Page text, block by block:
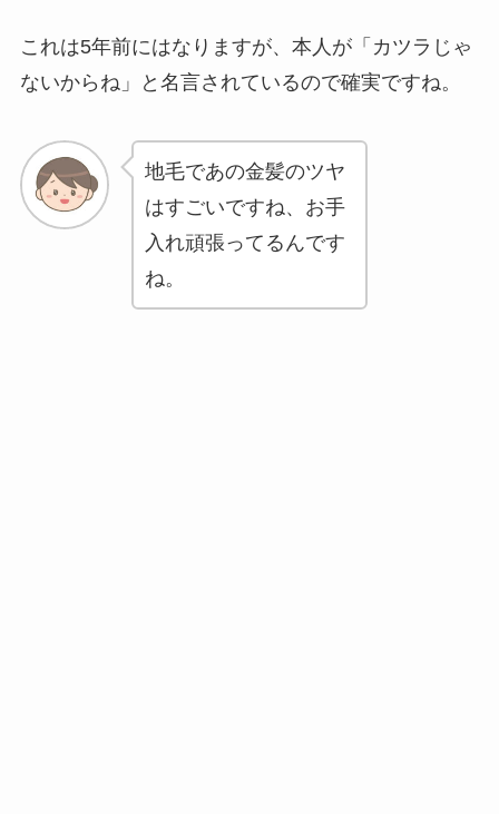
これは5年前にはなりますが、本人が「カツラじゃ
ないからね」と名言されているので確実ですね。
地毛であの金髪のツヤ
はすごいですね、お手
入れ頑張ってるんです
ね。